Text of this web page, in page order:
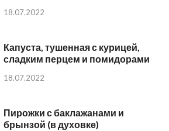
18.07.2022
Капуста, тушенная с курицей,
сладким перцем и помидорами
18.07.2022
Пирожки с баклажанами и
брынзой (в духовке)